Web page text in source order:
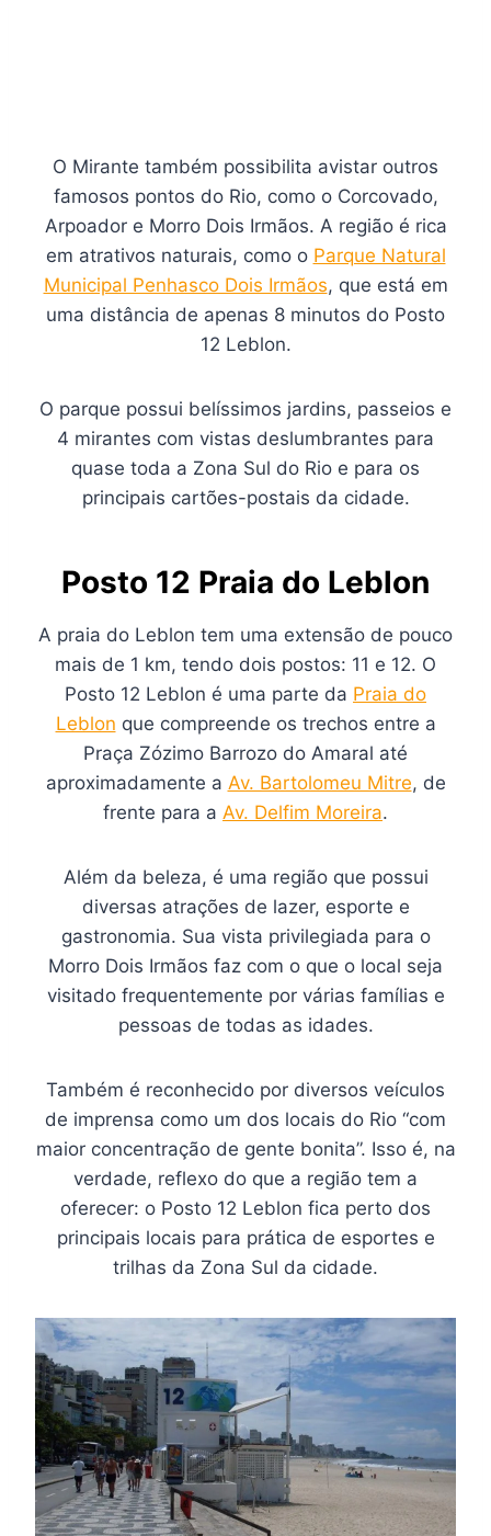
O Mirante também possibilita avistar outros
famosos pontos do Rio, como o Corcovado,
Arpoador e Morro Dois Irmãos. A região é rica
em atrativos naturais, como o Parque Natural
Municipal Penhasco Dois Irmãos, que está em
uma distância de apenas 8 minutos do Posto
12 Leblon.
O parque possui belíssimos jardins, passeios e
4 mirantes com vistas deslumbrantes para
quase toda a Zona Sul do Rio e para os
principais cartões-postais da cidade.
Posto 12 Praia do Leblon
A praia do Leblon tem uma extensão de pouco
mais de 1 km, tendo dois postos: 11 e 12. O
Posto 12 Leblon é uma parte da Praia do
Leblon que compreende os trechos entre a
Praça Zózimo Barrozo do Amaral até
aproximadamente a Av. Bartolomeu Mitre, de
frente para a Av. Delfim Moreira.
Além da beleza, é uma região que possui
diversas atrações de lazer, esporte e
gastronomia. Sua vista privilegiada para o
Morro Dois Irmãos faz com o que o local seja
visitado frequentemente por várias famílias e
pessoas de todas as idades.
Também é reconhecido por diversos veículos
de imprensa como um dos locais do Rio “com
maior concentração de gente bonita”. Isso é, na
verdade, reflexo do que a região tem a
oferecer: o Posto 12 Leblon fica perto dos
principais locais para prática de esportes e
trilhas da Zona Sul da cidade.